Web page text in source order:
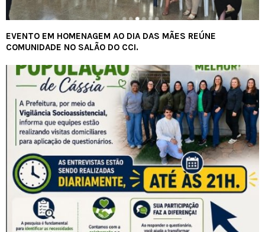
EVENTO EM HOMENAGEM AO DIA DAS MÃES REÚNE
COMUNIDADE NO SALÃO DO CCI.